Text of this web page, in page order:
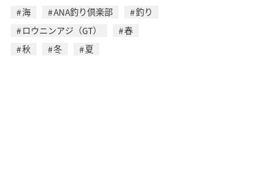
海
ANA釣り倶楽部
釣り
ロウニンアジ（GT）
春
秋
冬 夏